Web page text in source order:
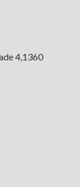
4,1360